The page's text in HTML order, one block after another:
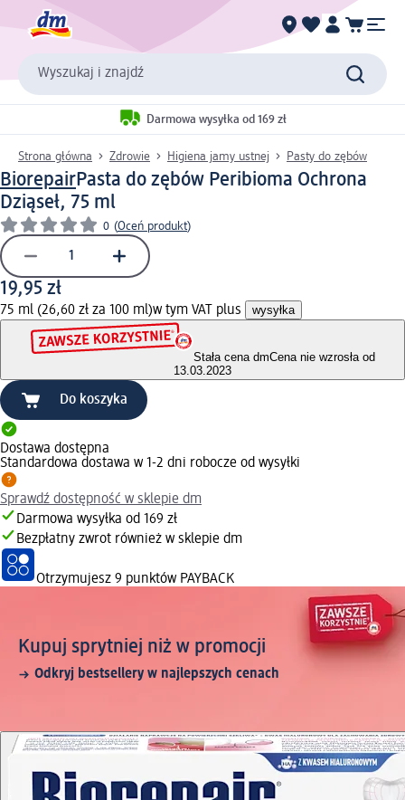
Wyszukaj i znajdź
Darmowa wysyłka od 169 zł
Strona główna Zdrowie Higiena jamy ustnej Pasty do zębów
BiorepairPasta do zębów Peribioma Ochrona
Dziąseł, 75 ml
0 (Oceń produkt)
19,95 zł
75 ml (26,60 zł za 100 ml)w tym VAT plus wysyłka
Stała cena dmCena nie wzrosła od
13.03.2023
Do koszyka
Dostawa dostępna
Standardowa dostawa w 1-2 dni robocze od wysyłki
Sprawdź dostępność w sklepie dm
Darmowa wysyłka od 169 zł
Bezpłatny zwrot również w sklepie dm
Otrzymujesz 9 punktów PAYBACK
Kupuj sprytniej niż w promocji
Odkryj bestsellery w najlepszych cenach